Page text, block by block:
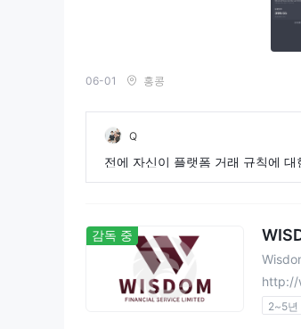
06-01 홍콩
Q
전에 자신이 플랫폼 거래 규칙에 대
하여
감독 중
http://
2~5년